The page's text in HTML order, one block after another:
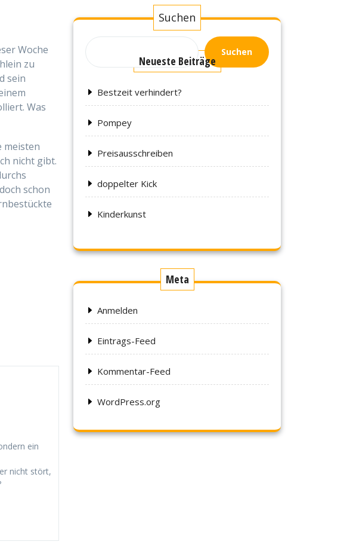
Woche
zu
sein
Was
nicht gibt.
schon
ein
nicht stört,
Suchen
Suchen
Neueste Beiträge
Bestzeit verhindert?
Pompey
Preisausschreiben
doppelter Kick
Kinderkunst
Meta
Anmelden
Eintrags-Feed
Kommentar-Feed
WordPress.org